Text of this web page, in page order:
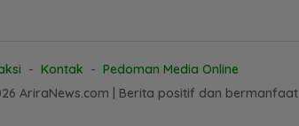
Kontak
Pedoman Media Online
AriraNews.com | Berita positif dan bermanfaat